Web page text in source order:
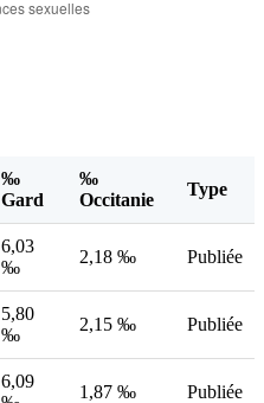
‰
Gard
‰
Occitanie
Type
6,03
‰
2,18 ‰ Publiée
5,80
‰
2,15 ‰ Publiée
6,09
1,87 ‰ Publiée